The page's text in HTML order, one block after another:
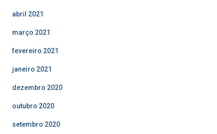
abril 2021
março 2021
fevereiro 2021
janeiro 2021
dezembro 2020
outubro 2020
setembro 2020